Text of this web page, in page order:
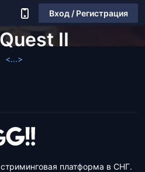
Вход / Регистрация
II
<...>
платформа в СНГ.